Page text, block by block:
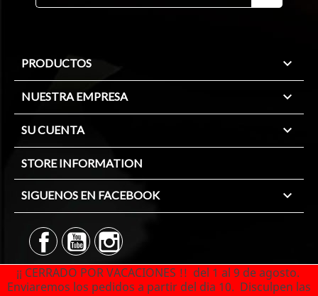
¡¡ CERRADO POR VACACIONES !! del 1 al 9 de agosto.
Enviaremos los pedidos a partir del dia 10. Disculpen las
PRODUCTOS 
NUESTRA EMPRESA 
SU CUENTA 
STORE INFORMATION
SIGUENOS EN FACEBOOK 
© 2026 -Software comercio electrónico por
PrestaShop™